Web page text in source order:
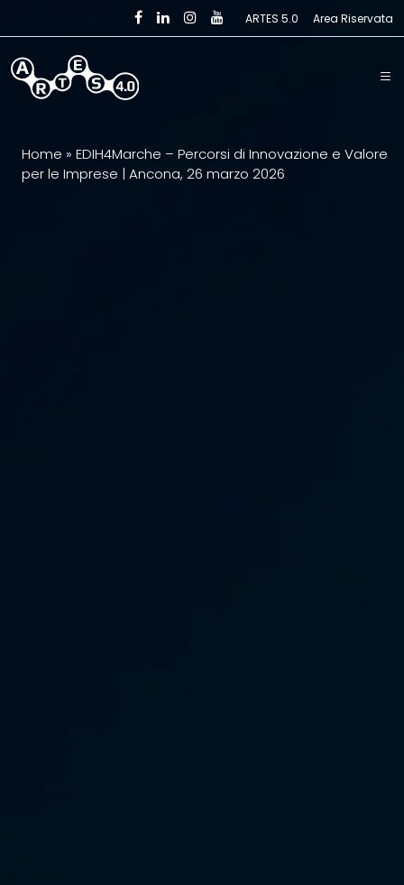
Skip to main content ARTES 5.0 Area Riservata
Home » EDIH4Marche – Percorsi di Innovazione e Valore
per le Imprese | Ancona, 26 marzo 2026